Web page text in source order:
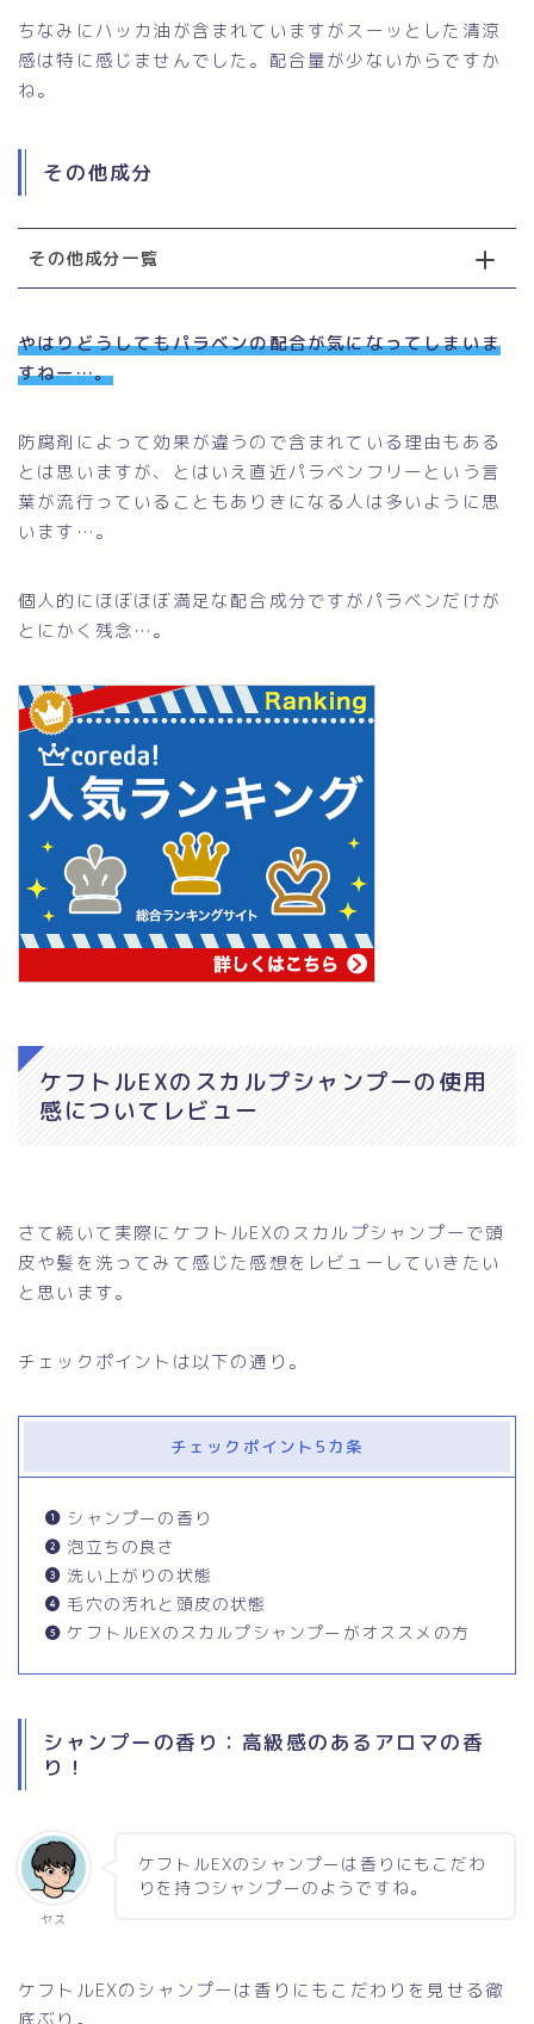
ちなみにハッカ油が含まれていますがスーッとした清涼
感は特に感じませんでした。配合量が少ないからですか
ね。
その他成分
その他成分一覧
やはりどうしてもパラベンの配合が気になってしまいま
すねー…。
防腐剤によって効果が違うので含まれている理由もある
とは思いますが、とはいえ直近パラベンフリーという言
葉が流行っていることもありきになる人は多いように思
います…。
個人的にほぼほぼ満足な配合成分ですがパラベンだけが
とにかく残念…。
ケフトルEXのスカルプシャンプーの使用
感についてレビュー
さて続いて実際にケフトルEXのスカルプシャンプーで頭
皮や髪を洗ってみて感じた感想をレビューしていきたい
と思います。
チェックポイントは以下の通り。
チェックポイント5カ条
シャンプーの香り
泡立ちの良さ
洗い上がりの状態
毛穴の汚れと頭皮の状態
ケフトルEXのスカルプシャンプーがオススメの方
シャンプーの香り：高級感のあるアロマの香
り！
ヤス
ケフトルEXのシャンプーは香りにもこだわ
りを持つシャンプーのようですね。
ケフトルEXのシャンプーは香りにもこだわりを見せる徹